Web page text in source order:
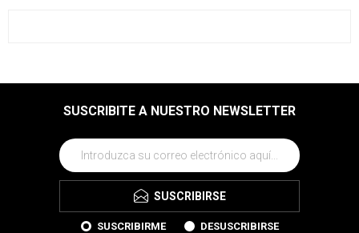
SUSCRIBITE A NUESTRO NEWSLETTER
SUSCRIBIRSE
SUSCRIBIRME DESUSCRIBIRSE